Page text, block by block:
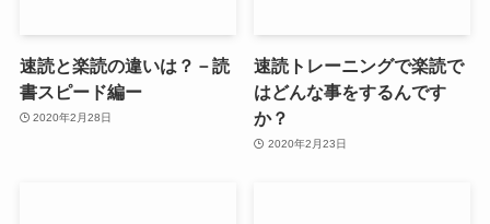
速読と楽読の違いは？－読
書スピード編ー
2020年2月28日
速読トレーニングで楽読で
はどんな事をするんです
か？
2020年2月23日